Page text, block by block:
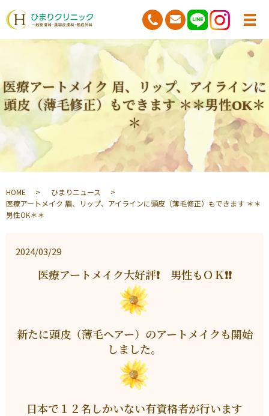
医療アートメイク 眉、リップ、アイラインに
頭皮（薄毛修正）もできます ＊＊男性OK＊
＊
HOME
ひまりニュース
医療アートメイク 眉、リップ、アイラインに頭皮（薄毛修正）もできます ＊＊
男性OK＊＊
2024/03/29
医療アートメイク大好評❗ 男性もＯＫ❗❗
新たに頭皮（薄毛ヘアー）のアートメイクも開始
しました。
日本で１２名しかいない有資格者が行います